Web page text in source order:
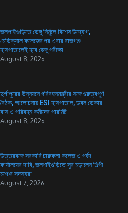
জলপাইগুড়িতে ডেঙ্গু নির্মূলে বিশেষ উদ্যোগ,
মেডিক্যাল কলেজের পর এবার রাজগঞ্জ
হাসপাতালেই হবে ডেঙ্গু পরীক্ষা
August 8, 2026
দুর্গাপুরের উন্নয়নে পরিবহনমন্ত্রীর সঙ্গে গুরুত্বপূর্ণ
বৈঠক, আলোচনায় ESI হাসপাতাল, ডবল ডেকার
বাস ও পরিবহন কর্মীদের পারমিট
August 8, 2026
উত্তরবঙ্গে সরকারি চারুকলা কলেজ ও পর্ষদ
কার্যালয়ের দাবি, জলপাইগুড়িতে সুর চড়ালেন শিল্পী
মঞ্চের সদস্যরা
August 7, 2026